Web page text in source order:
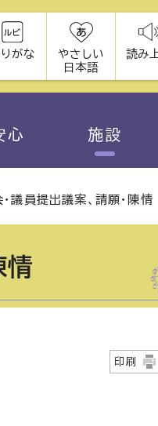
がな
やさしい
日本語
読み
心 施設
議員提出議案、請願・陳情
情
印刷